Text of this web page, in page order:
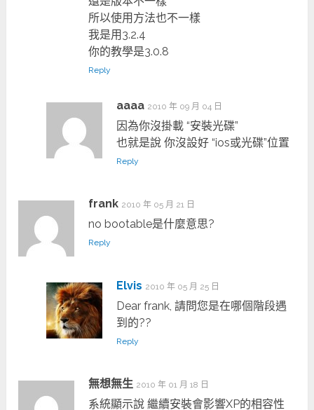
所以使用方法也不一樣
我是用3.2.4
你的教學是3.0.8
Reply
aaaa 2010 年 09 月 04 日
因為你沒掛載 “安裝光碟”
也就是說 你沒設好 “ios或光碟”位置
Reply
frank 2010 年 05 月 21 日
no bootable是什麼意思?
Reply
Elvis 2010 年 05 月 25 日
Dear frank, 請問您是在哪個階段遇
到的??
Reply
無想無生 2010 年 01 月 18 日
系統顯示說 繼續安裝會影響XP的相容性